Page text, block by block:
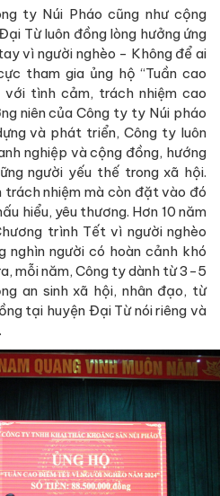
ty Núi Pháo cũng như cộng
Từ luôn đồng lòng hưởng ứng
vì người nghèo - Không để ai
tham gia ủng hộ “Tuần cao
với tình cảm, trách nhiệm cao
niên của Công ty ty Núi pháo
và phát triển, Công ty luôn
nghiệp và cộng đồng, hướng
người yếu thế trong xã hội.
nhiệm mà còn đặt vào đó
hiểu, yêu thương. Hơn 10 năm
trình Tết vì người nghèo
nghìn người có hoàn cảnh khó
mỗi năm, Công ty dành từ 3-5
an sinh xã hội, nhân đạo, từ
tại huyện Đại Từ nói riêng và